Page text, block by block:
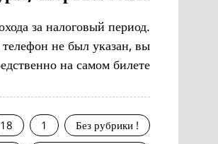
за налоговый период.
не был указан, вы
на самом билете.
! Без рубрики
1
18